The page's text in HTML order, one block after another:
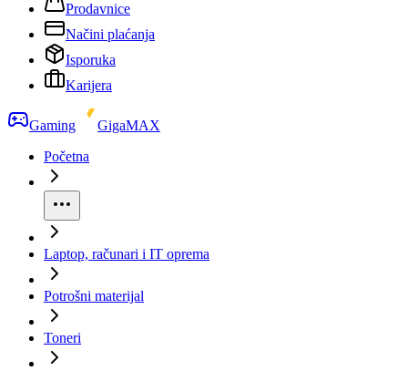
Prodavnice
Načini plaćanja
Isporuka
Karijera
Gaming
GigaMAX
Početna
Laptop, računari i IT oprema
Potrošni materijal
Toneri